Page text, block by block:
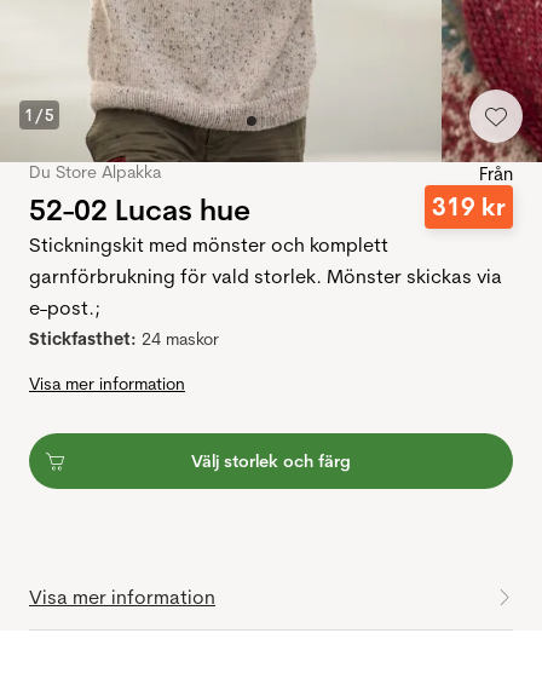
1 /5
Du Store Alpakka
52-02 Lucas hue
Från
319 kr
Stickningskit med mönster och komplett
garnförbrukning för vald storlek. Mönster skickas via
e-post.;
Stickfasthet: 24 maskor
Visa mer information
Välj storlek och färg
Visa mer information